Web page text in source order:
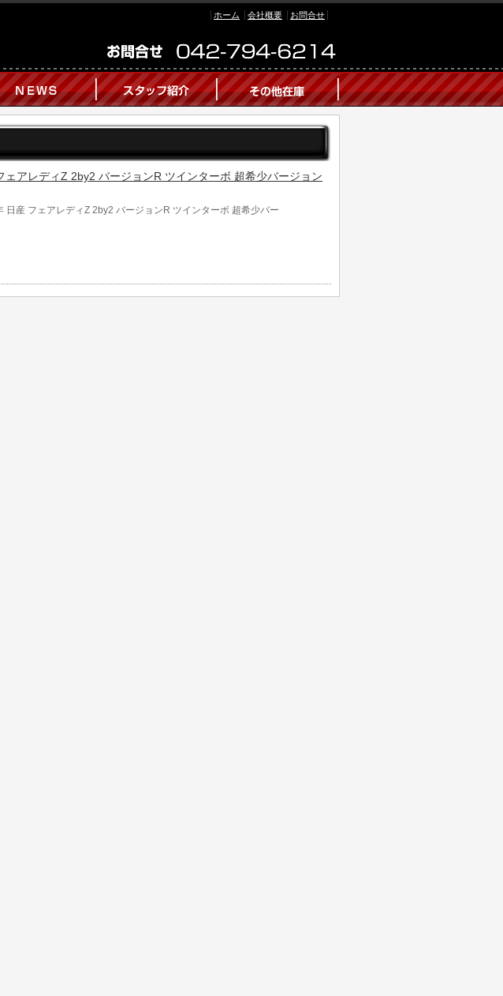
ホーム 会社概要 お問合せ
ェアレディZ 2by2 バージョンR ツインターボ 超希少バージョン
日産 フェアレディZ 2by2 バージョンR ツインターボ 超希少バー